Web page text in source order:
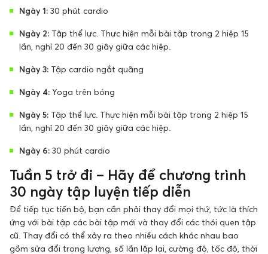
Ngày 1: 30 phút cardio
Ngày 2: Tập thể lực. Thực hiện mỗi bài tập trong 2 hiệp 15
lần, nghỉ 20 đến 30 giây giữa các hiệp.
Ngày 3: Tập cardio ngắt quãng
Ngày 4: Yoga trên bóng
Ngày 5: Tập thể lực. Thực hiện mỗi bài tập trong 2 hiệp 15
lần, nghỉ 20 đến 30 giây giữa các hiệp.
Ngày 6: 30 phút cardio
Tuần 5 trở đi – Hãy để chương trình
30 ngày tập luyện tiếp diễn
Để tiếp tục tiến bộ, bạn cần phải thay đổi mọi thứ, tức là thích
ứng với bài tập các bài tập mới và thay đổi các thói quen tập
cũ. Thay đổi có thể xảy ra theo nhiều cách khác nhau bao
gồm sửa đổi trọng lượng, số lần lặp lại, cường độ, tốc độ, thời